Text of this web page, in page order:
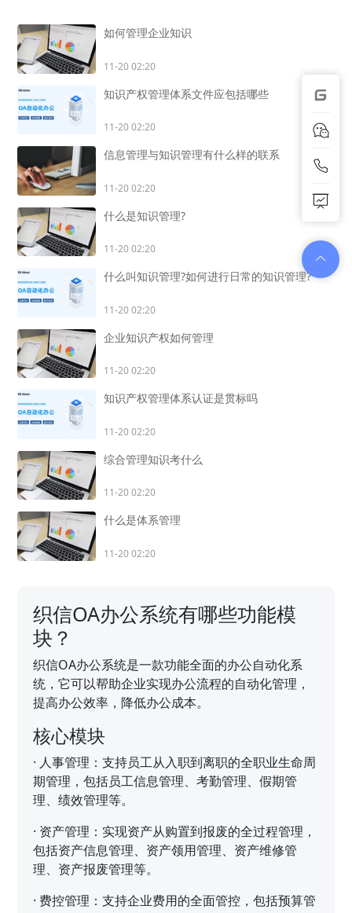
如何管理企业知识
11-20 02:20
知识产权管理体系文件应包括哪些
11-20 02:20
信息管理与知识管理有什么样的联系
11-20 02:20
什么是知识管理?
11-20 02:20
什么叫知识管理?如何进行日常的知识管理?
11-20 02:20
企业知识产权如何管理
11-20 02:20
知识产权管理体系认证是贯标吗
11-20 02:20
综合管理知识考什么
11-20 02:20
什么是体系管理
11-20 02:20
织信OA办公系统有哪些功能模
块？
织信OA办公系统是一款功能全面的办公自动化系
统，它可以帮助企业实现办公流程的自动化管理，
提高办公效率，降低办公成本。
核心模块
· 人事管理：支持员工从入职到离职的全职业生命周
期管理，包括员工信息管理、考勤管理、假期管
理、绩效管理等。
· 资产管理：实现资产从购置到报废的全过程管理，
包括资产信息管理、资产领用管理、资产维修管
理、资产报废管理等。
· 费控管理：支持企业费用的全面管控，包括预算管